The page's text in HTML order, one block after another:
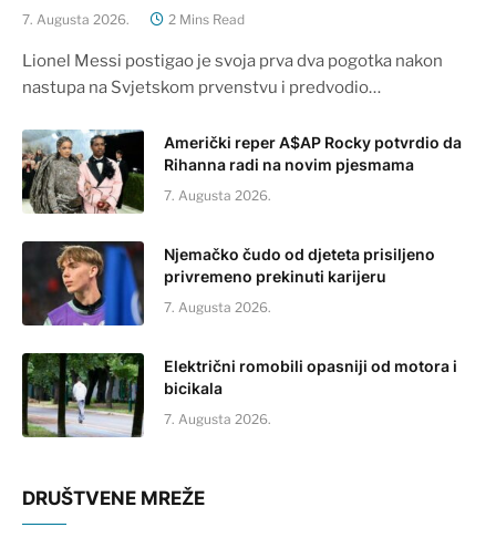
7. Augusta 2026. 2 Mins Read
Lionel Messi postigao je svoja prva dva pogotka nakon
nastupa na Svjetskom prvenstvu i predvodio…
Američki reper A$AP Rocky potvrdio da
Rihanna radi na novim pjesmama
7. Augusta 2026.
Njemačko čudo od djeteta prisiljeno
privremeno prekinuti karijeru
7. Augusta 2026.
Električni romobili opasniji od motora i
bicikala
7. Augusta 2026.
DRUŠTVENE MREŽE